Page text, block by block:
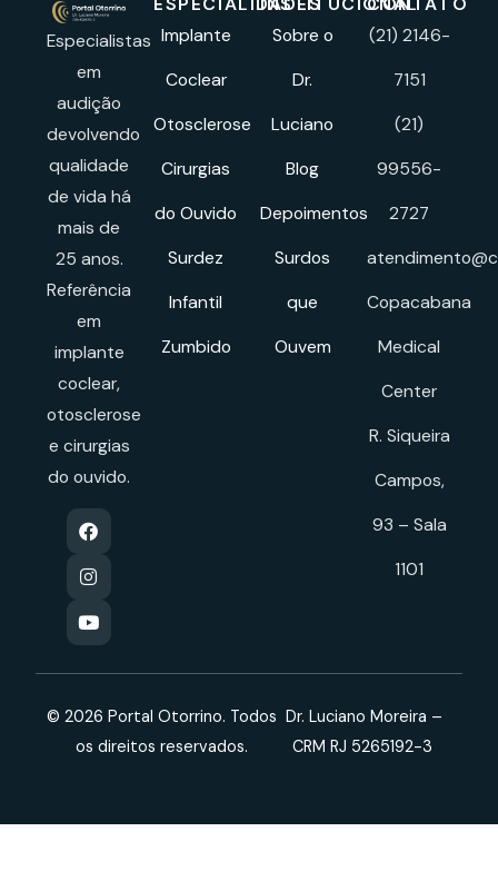
Especialistas
em
audição
devolvendo
qualidade
de vida há
mais de
25 anos.
Referência
em
implante
coclear,
otosclerose
e cirurgias
do ouvido.
Implante
Coclear
Otosclerose
Cirurgias
do Ouvido
Surdez
Infantil
Zumbido
Sobre o
Dr.
Luciano
Blog
Depoimentos
Surdos
que
Ouvem
(21) 2146-
7151
(21)
99556-
2727
Copacabana
Medical
Center
R. Siqueira
Campos,
93 – Sala
1101
© 2026 Portal Otorrino. Todos
os direitos reservados.
Dr. Luciano Moreira –
CRM RJ 5265192-3